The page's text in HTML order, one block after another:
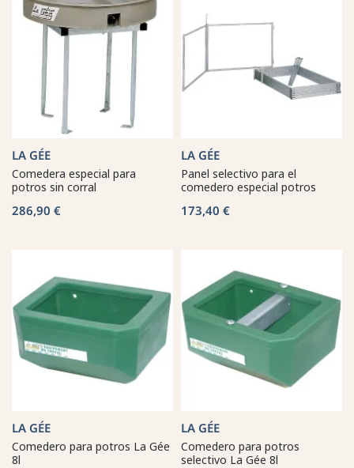
LA GÉE
Comedera especial para
potros sin corral
286,90 €
LA GÉE
Panel selectivo para el
comedero especial potros
173,40 €
LA GÉE
Comedero para potros La Gée
8l
LA GÉE
Comedero para potros
selectivo La Gée 8l